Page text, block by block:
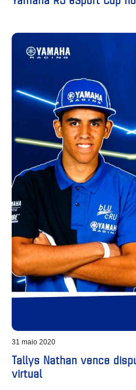
31 maio 2020
Tallys Nathan vence
virtual